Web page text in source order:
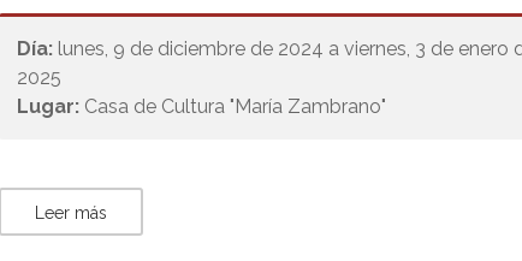
Día: lunes, 9 de diciembre de 2024 a viernes, 3 de enero
2025
Lugar: Casa de Cultura "María Zambrano"
Leer más